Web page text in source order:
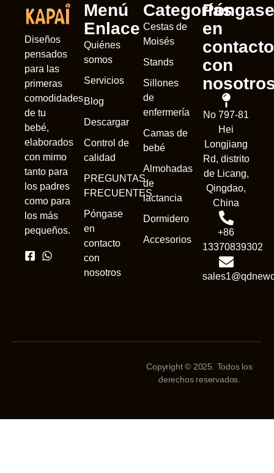
Diseños
pensados
para las
primeras
comodidades
de tu
bebé,
elaborados
con mimo
tanto para
los padres
como para
los más
pequeños.
Menú
Enlace
Quiénes
somos
Servicios
Blog
Descargar
Control de
calidad
PREGUNTAS
FRECUENTES
Póngase
en
contacto
con
nosotros
Categorías
Cestas de
Moisés
Stands
Sillones
de
enfermería
Camas de
bebé
Almohadas
de
lactancia
Dormidero
Accesorios
Póngase
en
contacto
con
No 797-81
Hei
Longjiang
Rd, distrito
de Licang,
Qingdao,
China
+86
13370839302
Copyright © 2025. Todos los
derechos reservados.